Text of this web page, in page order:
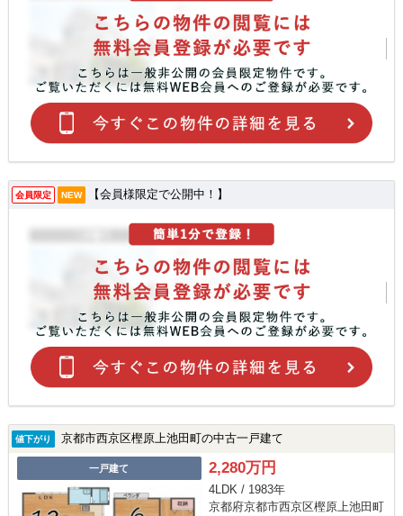
会員限定 NEW 【会員様限定で公開中！】
値下がり 京都市西京区樫原上池田町の中古一戸建て
一戸建て 2,280万円
4LDK / 1983年
京都府京都市西京区樫原上池田町